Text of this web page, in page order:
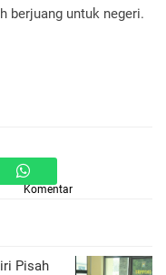
berjuang untuk negeri.
Komentar
Pisah